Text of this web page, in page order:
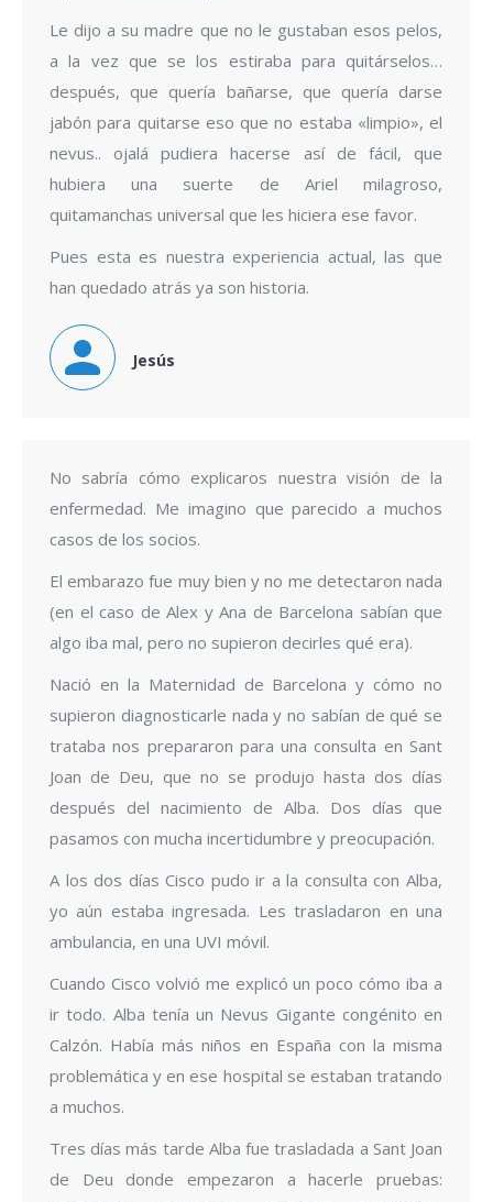
Le dijo a su madre que no le gustaban esos pelos,
a la vez que se los estiraba para quitárselos…
después, que quería bañarse, que quería darse
jabón para quitarse eso que no estaba «limpio», el
nevus.. ojalá pudiera hacerse así de fácil, que
hubiera una suerte de Ariel milagroso,
quitamanchas universal que les hiciera ese favor.
Pues esta es nuestra experiencia actual, las que
han quedado atrás ya son historia.
Jesús
No sabría cómo explicaros nuestra visión de la
enfermedad. Me imagino que parecido a muchos
casos de los socios.
El embarazo fue muy bien y no me detectaron nada
(en el caso de Alex y Ana de Barcelona sabían que
algo iba mal, pero no supieron decirles qué era).
Nació en la Maternidad de Barcelona y cómo no
supieron diagnosticarle nada y no sabían de qué se
trataba nos prepararon para una consulta en Sant
Joan de Deu, que no se produjo hasta dos días
después del nacimiento de Alba. Dos días que
pasamos con mucha incertidumbre y preocupación.
A los dos días Cisco pudo ir a la consulta con Alba,
yo aún estaba ingresada. Les trasladaron en una
ambulancia, en una UVI móvil.
Cuando Cisco volvió me explicó un poco cómo iba a
ir todo. Alba tenía un Nevus Gigante congénito en
Calzón. Había más niños en España con la misma
problemática y en ese hospital se estaban tratando
a muchos.
Tres días más tarde Alba fue trasladada a Sant Joan
de Deu donde empezaron a hacerle pruebas: